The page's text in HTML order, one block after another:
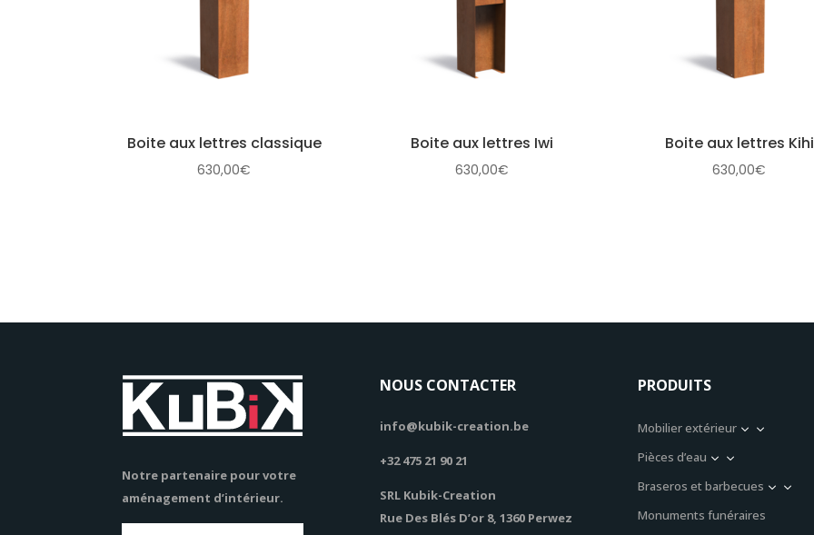
Boite aux lettres classique
630,00€
Boite aux lettres Iwi
630,00€
Boite aux lettres Kihi
630,00€
Notre partenaire pour votre
aménagement d’intérieur.
NOUS CONTACTER
info@kubik-creation.be
+32 475 21 90 21
SRL Kubik-Creation
Rue Des Blés D’or 8, 1360 Perwez
PRODUITS
Mobilier extérieur 3
Pièces d’eau 3
Braseros et barbecues 3
Monuments funéraires